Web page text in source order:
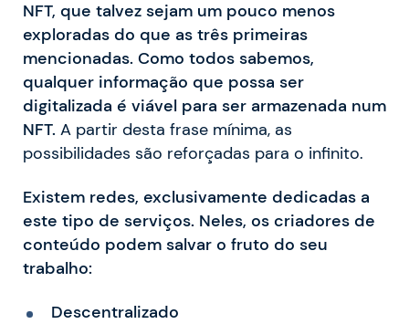
NFT, que talvez sejam um pouco menos
exploradas do que as três primeiras
mencionadas. Como todos sabemos,
qualquer informação que possa ser
digitalizada é viável para ser armazenada num
NFT. A partir desta frase mínima, as
possibilidades são reforçadas para o infinito.
Existem redes, exclusivamente dedicadas a
este tipo de serviços. Neles, os criadores de
conteúdo podem salvar o fruto do seu
trabalho:
Descentralizado